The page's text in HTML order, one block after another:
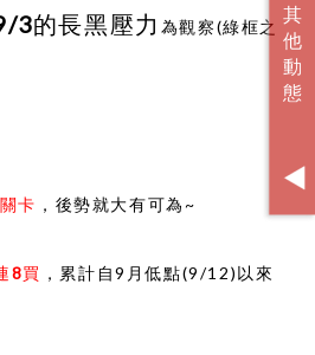
3的長黑壓力 為觀察(綠框之
卡 ，後勢就大有可為~
8買 ，累計自9月低點(9/12)以來